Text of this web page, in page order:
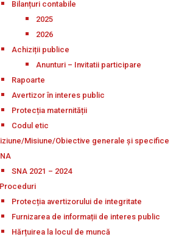
Bilanțuri contabile
2025
2026
Achiziții publice
Anunturi – Invitatii participare
Rapoarte
Avertizor în interes public
Protecția maternității
Codul etic
Misiune/Obiective generale și specifice
SNA 2021 – 2024
Protecția avertizorului de integritate
Furnizarea de informații de interes public
Hărțuirea la locul de muncă